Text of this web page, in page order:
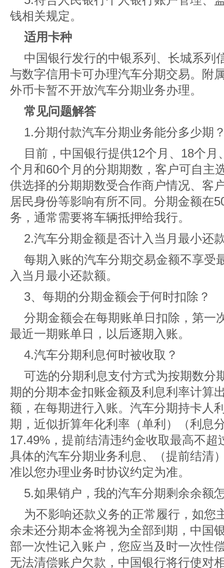
钱相关规定。
适用卡种
中国银行发行的中银系列、长城系列
与数字信用卡可办理汽车分期交易。附
外币卡暂不开放汽车分期业务办理。
常见问题解答
1.分期付款汽车分期业务能分多少期
目前，中国银行提供12个月、18个月
个月和60个月的分期期数，客户可自主
供选择的分期期数受合作商户情况、客
居民身份等影响有所不同。分期金额在
务，通常需要将车辆抵押给我行。
2.汽车分期金额是否计入当月最小还
每期入账的汽车分期交易金额不享受
入当月最小还款额。
3、每期的分期金额会于何时扣除？
分期金额会在每期账单日扣除，第一
最近一期账单日，以后逐期入账。
4.汽车分期利息何时被收取？
可选的分期利息支付方式为按期数分
期的分期本金扣账金额及利息利率计算
额，在每期进行入账。汽车分期持卡人
期，近似折算年化利率（单利）（利息
17.49%，提前结清违约金收取最高不超
具体的汽车分期业务利息、（提前结清
准以您办理业务时协议约定为准。
5.如果销户，我的汽车分期剩余余额
为不影响还款义务的正常履行，如您
余未还分期本金将视为全部到期，中国
部一次性记入账户，您应当及时一次性
无法清偿账户欠款，中国银行将行使对